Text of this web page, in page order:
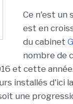
Ce n'est un
est en
du cabinet
nombre de
et cette
installés d'ici
une